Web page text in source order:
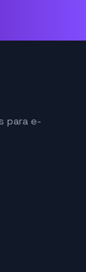
para e-